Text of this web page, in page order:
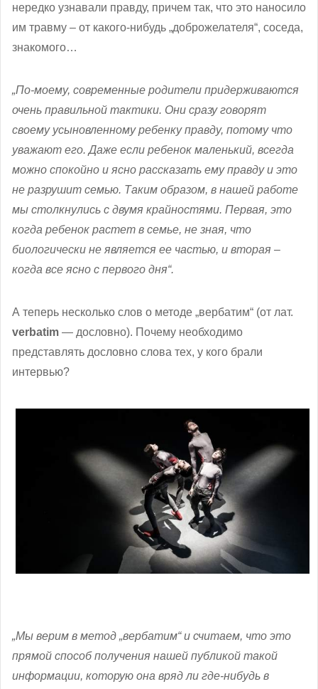
нередко узнавали правду, причем так, что это наносило
им травму – от какого-нибудь „доброжелателя“, соседа,
знакомого…
„По-моему, современные родители придерживаются
очень правильной тактики. Они сразу говорят
своему усыновленному ребенку правду, потому что
уважают его. Даже если ребенок маленький, всегда
можно спокойно и ясно рассказать ему правду и это
не разрушит семью. Таким образом, в нашей работе
мы столкнулись с двумя крайностями. Первая, это
когда ребенок растет в семье, не зная, что
биологически не является ее частью, и вторая –
когда все ясно с первого дня“.
А теперь несколько слов о методе „вербатим“ (от лат.
verbatim — дословно). Почему необходимо
представлять дословно слова тех, у кого брали
интервью?
„Мы верим в метод „вербатим“ и считаем, что это
прямой способ получения нашей публикой такой
информации, которую она вряд ли где-нибудь в